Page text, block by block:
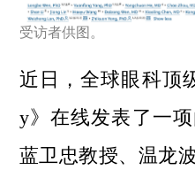
受访者供图。
近日，全球眼科顶
y》在线发表了一
蓝卫忠教授、温龙